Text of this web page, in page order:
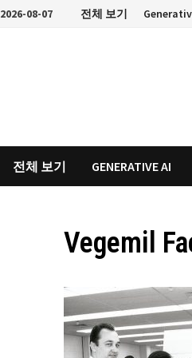
2026-08-07 전체 보기
전체 보기 GENERATIVE AI
Vegemil